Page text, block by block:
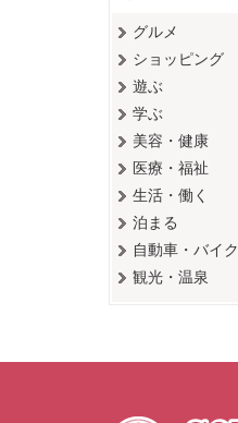
グルメ
ショッピング
遊ぶ
学ぶ
美容・健康
医療・福祉
生活・働く
泊まる
自動車・バイク
観光・温泉